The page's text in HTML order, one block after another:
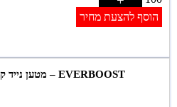
הוסף להצעת מחיר
EVERBOOST – מטען נייד קומפקטי 10,000 mAh